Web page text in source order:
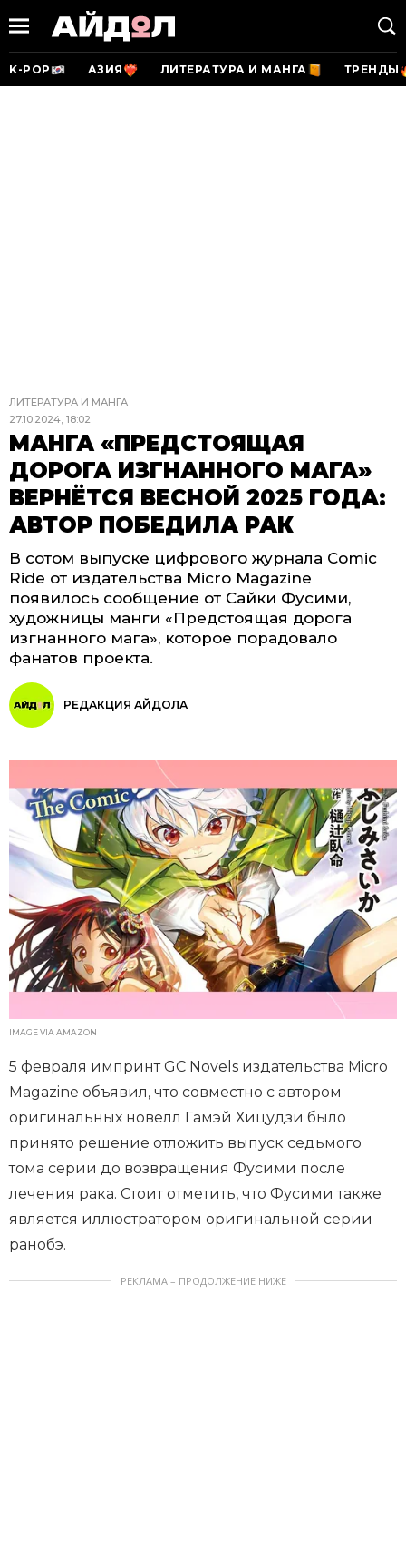
K-POP АЗИЯ ЛИТЕРАТУРА И МАНГА ТРЕНДЫ
ЛИТЕРАТУРА И МАНГА
27.10.2024, 18:02
МАНГА «ПРЕДСТОЯЩАЯ
ДОРОГА ИЗГНАННОГО МАГА»
ВЕРНЁТСЯ ВЕСНОЙ 2025 ГОДА:
АВТОР ПОБЕДИЛА РАК
В сотом выпуске цифрового журнала Comic
Ride от издательства Micro Magazine
появилось сообщение от Сайки Фусими,
художницы манги «Предстоящая дорога
изгнанного мага», которое порадовало
фанатов проекта.
РЕДАКЦИЯ АЙДОЛА
IMAGE VIA AMAZON
5 февраля импринт GC Novels издательства Micro
Magazine объявил, что совместно с автором
оригинальных новелл Гамэй Хицудзи было
принято решение отложить выпуск седьмого
тома серии до возвращения Фусими после
лечения рака. Стоит отметить, что Фусими также
является иллюстратором оригинальной серии
ранобэ.
РЕКЛАМА – ПРОДОЛЖЕНИЕ НИЖЕ